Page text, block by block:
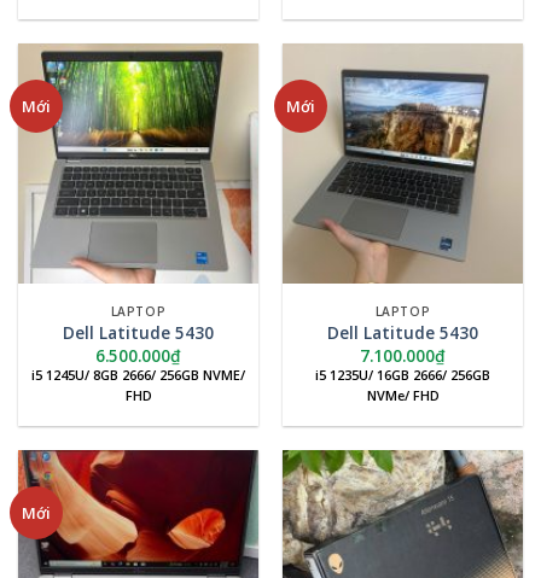
Mới
LAPTOP
Dell Latitude 5430
6.500.000₫
i5 1245U/ 8GB 2666/ 256GB NVME/
FHD
Mới
LAPTOP
Dell Latitude 5430
7.100.000₫
i5 1235U/ 16GB 2666/ 256GB
NVMe/ FHD
Mới